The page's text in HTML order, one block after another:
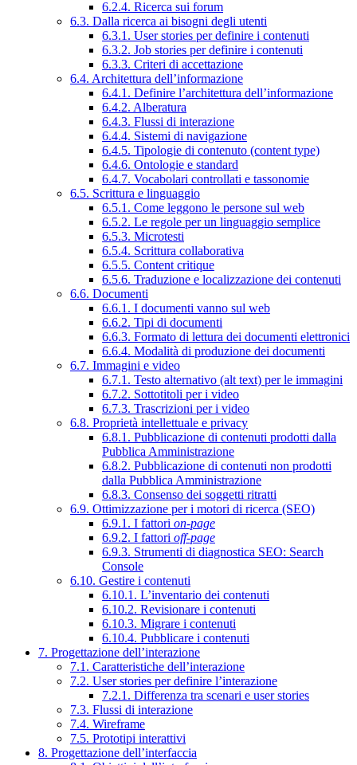
6.2.4. Ricerca sui forum
6.3. Dalla ricerca ai bisogni degli utenti
6.3.1. User stories per definire i contenuti
6.3.2. Job stories per definire i contenuti
6.3.3. Criteri di accettazione
6.4. Architettura dell’informazione
6.4.1. Definire l’architettura dell’informazione
6.4.2. Alberatura
6.4.3. Flussi di interazione
6.4.4. Sistemi di navigazione
6.4.5. Tipologie di contenuto (content type)
6.4.6. Ontologie e standard
6.4.7. Vocabolari controllati e tassonomie
6.5. Scrittura e linguaggio
6.5.1. Come leggono le persone sul web
6.5.2. Le regole per un linguaggio semplice
6.5.3. Microtesti
6.5.4. Scrittura collaborativa
6.5.5. Content critique
6.5.6. Traduzione e localizzazione dei contenuti
6.6. Documenti
6.6.1. I documenti vanno sul web
6.6.2. Tipi di documenti
6.6.3. Formato di lettura dei documenti elettronici
6.6.4. Modalità di produzione dei documenti
6.7. Immagini e video
6.7.1. Testo alternativo (alt text) per le immagini
6.7.2. Sottotitoli per i video
6.7.3. Trascrizioni per i video
6.8. Proprietà intellettuale e privacy
6.8.1. Pubblicazione di contenuti prodotti dalla
Pubblica Amministrazione
6.8.2. Pubblicazione di contenuti non prodotti
dalla Pubblica Amministrazione
6.8.3. Consenso dei soggetti ritratti
6.9. Ottimizzazione per i motori di ricerca (SEO)
6.9.1. I fattori on-page
6.9.2. I fattori off-page
6.9.3. Strumenti di diagnostica SEO: Search
Console
6.10. Gestire i contenuti
6.10.1. L’inventario dei contenuti
6.10.2. Revisionare i contenuti
6.10.3. Migrare i contenuti
6.10.4. Pubblicare i contenuti
7. Progettazione dell’interazione
7.1. Caratteristiche dell’interazione
7.2. User stories per definire l’interazione
7.2.1. Differenza tra scenari e user stories
7.3. Flussi di interazione
7.4. Wireframe
7.5. Prototipi interattivi
8. Progettazione dell’interfaccia